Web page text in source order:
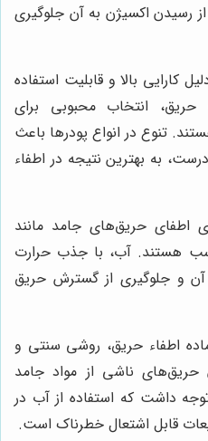
رسیدن اکسیژن به آن جلوگیری
کارایی بالا و قابلیت استفاده
حریق، انتخاب محبوبی برای
تنوع در انواع پودرها باعث
به بهترین نتیجه در اطفاء
اطفای حریق‌های جامد مانند
هستند. آب، با جذب حرارت
و جلوگیری از گسترش حریق
اطفاء حریق، روشی سنتی و
ناشی از مواد جامد
داشت که استفاده از آب در
قابل اشتعال خطرناک است.